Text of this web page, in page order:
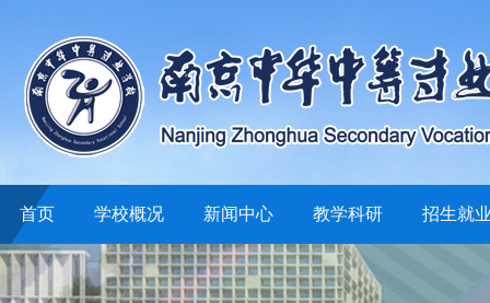
首页 学校概况 新闻中心 教学科研 招生就